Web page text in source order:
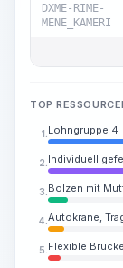
DXME-RIME-
MENE_KAMERI
TOP
1. Lohngruppe 4
2. Individuell
3. Bolzen mit
4. Autokrane,
5. Flexible